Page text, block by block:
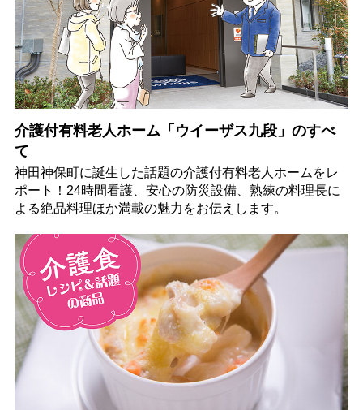
介護付有料老人ホーム「ウイーザス九段」のすべ
て
神田神保町に誕生した話題の介護付有料老人ホームをレ
ポート！24時間看護、安心の防災設備、熟練の料理長に
よる絶品料理ほか満載の魅力をお伝えします。